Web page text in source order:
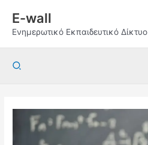
περιεχόμενο
E-wall
Ενημερωτικό Εκπαιδευτικό Δίκτυο
Αναζήτηση